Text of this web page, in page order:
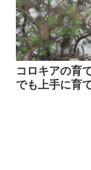
コロキアの育
でも上手に育